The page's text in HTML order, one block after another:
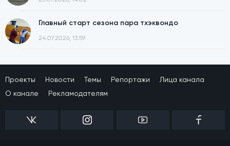
Главный старт сезона пара тхэквондо
24.07.2026, 13:59
Проекты Новости Темы Репортажи
Лица канала
О канале
Рекламодателям